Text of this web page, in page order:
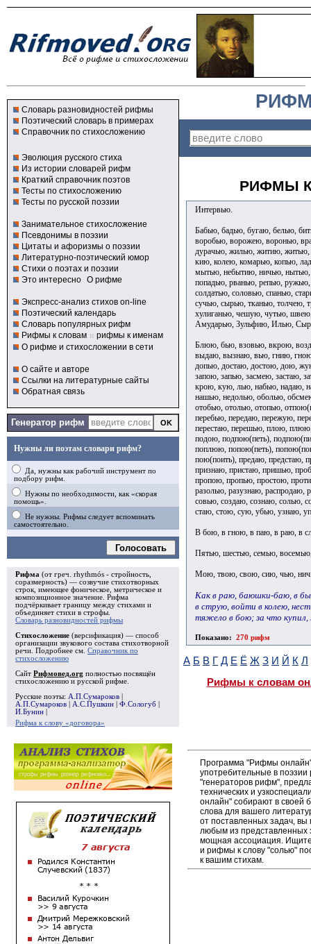
Словарь разновидностей рифмы
Поэтический словарь в примерах
Справочник по стихосложению
Эволюция русского стиха
Из истории словарей рифм
Краткий справочник поэтов
Тесты по стихосложению
Тесты по русской поэзии
Занимательное стихосложение
Псевдонимы в поэзии
Цитаты и афоризмы о поэзии
Литературно-поэтический юмор
Стихи о поэтах и поэзии
Это интересно О рифме
Экспресс-анализ стихов on-line
Поэтический календарь
Словарь популярных рифм
Рифмы к словам и рифмы к именам
О рифме и стихосложении в сети
О сайте и авторе
Ссылки на литературные сайты
Обратная связь
Генератор рифм
Нужны ли поэтам словари рифм?
Да, нужны как рабочий инструмент по
подбору рифм.
Нужны по необходимости, как «скорая
помощь».
Не нужны. Рифмы следует вспоминать
самостоятельно.
Голосовать
Рифма (от греч. rhythmós - стройность,
соразмерность) — созвучие стихотворных
строк, имеющее фоническое, метрическое и
композиционное значение. Рифма
подчёркивает границу между стихами и
объединяет стихи в строфы
Словарь разновидностей рифмы
Стихосложение (версификация) — способ
организации звукового состава стихотворной
речи. Подробнее см. Справочник по
стихосложению
Сайт Рифмовед.org полностью посвящён
стихосложению и русской рифме.
Русские поэты: А.П.Сумароков
А.П.Сумароков
А.С.Пушкин Ф.Сологуб
И.Бунин
Рифма к слову «договора»
РИФМЫ
Интервью.
Бабью, бадью, бугаю, белью,
воробью, ворожею, воронью,
дурачью, жилью, житию,
кию, колею, комарью, копью,
мытью, небытию, ничью,
попадью, рванью, репью,
солдатью, соловью, спанью,
сучью, сырью, тканью, толчею,
хулиганью, чешую, чутью,
Амударью, Зульфию, Илью,
Блюю, бью, взовью, вкрою,
выдаю, вызнаю, вью, гнию,
допью, достаю, достою, дою,
запою, запью, засмею, застаю,
крою, кую, лью, набью, надаю,
нашью, недолью, оболью,
отобью, отолью, отопью,
перебью, передаю, пережую,
перестаю, перешью, плою,
подою, подпою(петь),
поплюю, попою(петь),
пою(поить), предаю, предстаю,
признаю, пристаю, пришью,
пропою, пропью, простою,
разолью, разузнаю,
совью, создаю, сознаю, солью,
стаю, стою, сую, убью, узнаю,
В бою, в гною, в паю, в раю, в
Пятью, шестью, семью,
Мою, твою, свою, сию, чью,
Как в раю, баюшки-баю, в
в струю, войти в колею,
тяжело в бою; за что
Показано: 270 рифм
А Б В Г Д Е Ё Ж З И Й К Л
Рифмы к словам
Программа "Рифмы
употребительные в
"генераторов рифм",
технических и
онлайн" собирают в своей
слова для вашего
от поставленных задач,
любым из
мощная ассоциация. Ищите
и рифмы к слову "солью"
к вашим стихам.